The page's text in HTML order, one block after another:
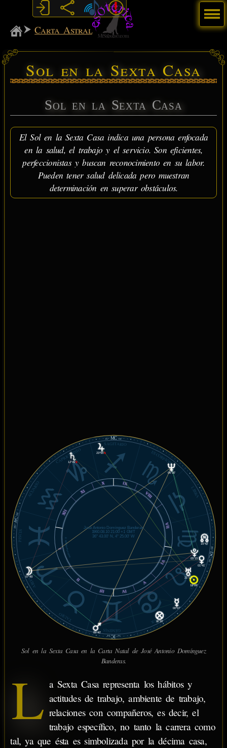
MiSabueso
Carta Astral
Sol en la Sexta Casa
Sol en la Sexta Casa
El Sol en la Sexta Casa indica una persona enfocada
en la salud, el trabajo y el servicio. Son eficientes,
perfeccionistas y buscan reconocimiento en su labor.
Pueden tener salud delicada pero muestran
determinación en superar obstáculos.
© MiSabueso.com
06°
AC
06'
06°
DC
06'
16°MC04'
16°
IC
04'
ARIES
TAURO
GÉMINIS
CÁNCER
LEO
VIRGO
LIBRA
ESCORPIÓN
SAGITARIO
CAPRICORNIO
ACUARIO
PISCIS
X
XI
XII
I
II
III IV
V
VI
VII
VIII
IX
18°09'
07°45'
00°07'
01°41'
05°40'
23°55'℞
12°49'℞
21°11'
06°30'
05°15'
15°42'
16°30'
José Antonio Domínguez Banderas
1960.08.10 21:00 +1 GMT
36° 43.00' N, 4° 25.00' W
Sol en la Sexta Casa en la Carta Natal de José Antonio Domínguez
Banderas.
L a Sexta Casa representa los hábitos y
actitudes de trabajo, ambiente de trabajo,
relaciones con compañeros, es decir, el
trabajo específico, no tanto la carrera como
tal, ya que ésta es simbolizada por la décima casa,
Menú